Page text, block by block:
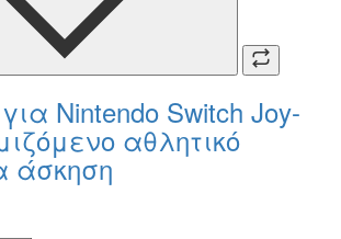
Nintendo Switch Joy-
αθλητικό
άσκηση